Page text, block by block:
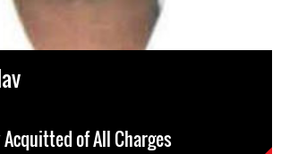
of All Charges